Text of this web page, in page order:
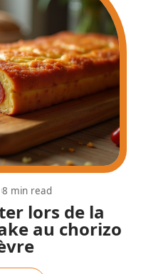
lors de la
au chorizo
8 min read